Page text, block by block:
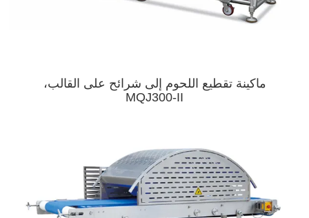
ماكينة تقطيع اللحوم إلى شرائح على القالب،
MQJ300-II